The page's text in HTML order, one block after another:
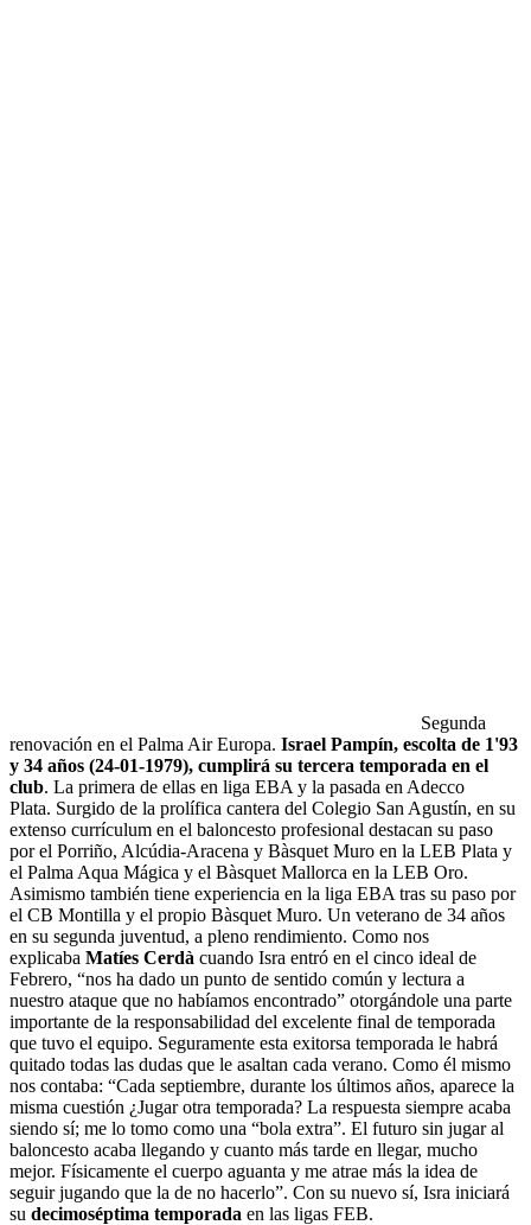
Segunda
renovación en el Palma Air Europa. Israel Pampín, escolta de 1'93
y 34 años (24-01-1979), cumplirá su tercera temporada en el
club. La primera de ellas en liga EBA y la pasada en Adecco
Plata. Surgido de la prolífica cantera del Colegio San Agustín, en su
extenso currículum en el baloncesto profesional destacan su paso
por el Porriño, Alcúdia-Aracena y Bàsquet Muro en la LEB Plata y
el Palma Aqua Mágica y el Bàsquet Mallorca en la LEB Oro.
Asimismo también tiene experiencia en la liga EBA tras su paso por
el CB Montilla y el propio Bàsquet Muro. Un veterano de 34 años
en su segunda juventud, a pleno rendimiento. Como nos
explicaba Matíes Cerdà cuando Isra entró en el cinco ideal de
Febrero, “nos ha dado un punto de sentido común y lectura a
nuestro ataque que no habíamos encontrado” otorgándole una parte
importante de la responsabilidad del excelente final de temporada
que tuvo el equipo. Seguramente esta exitorsa temporada le habrá
quitado todas las dudas que le asaltan cada verano. Como él mismo
nos contaba: “Cada septiembre, durante los últimos años, aparece la
misma cuestión ¿Jugar otra temporada? La respuesta siempre acaba
siendo sí; me lo tomo como una “bola extra”. El futuro sin jugar al
baloncesto acaba llegando y cuanto más tarde en llegar, mucho
mejor. Físicamente el cuerpo aguanta y me atrae más la idea de
seguir jugando que la de no hacerlo”. Con su nuevo sí, Isra iniciará
su decimoséptima temporada en las ligas FEB.